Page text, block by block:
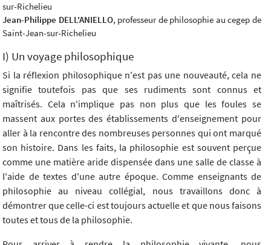
sur-Richelieu
Jean-Philippe DELL'ANIELLO, professeur de philosophie au cegep de
Saint-Jean-sur-Richelieu
I) Un voyage philosophique
Si la réflexion philosophique n'est pas une nouveauté, cela ne
signifie toutefois pas que ses rudiments sont connus et
maîtrisés. Cela n'implique pas non plus que les foules se
massent aux portes des établissements d'enseignement pour
aller à la rencontre des nombreuses personnes qui ont marqué
son histoire. Dans les faits, la philosophie est souvent perçue
comme une matière aride dispensée dans une salle de classe à
l'aide de textes d'une autre époque. Comme enseignants de
philosophie au niveau collégial, nous travaillons donc à
démontrer que celle-ci est toujours actuelle et que nous faisons
toutes et tous de la philosophie.